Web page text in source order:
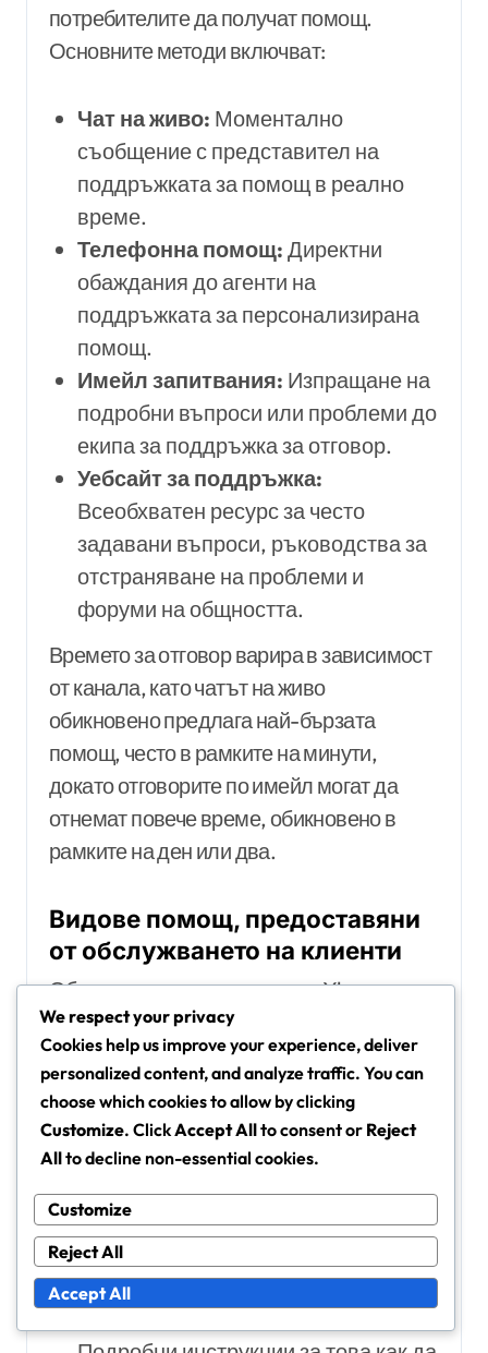
потребителите да получат помощ.
Основните методи включват:
Чат на живо: Моментално
съобщение с представител на
поддръжката за помощ в реално
време.
Телефонна помощ: Директни
обаждания до агенти на
поддръжката за персонализирана
помощ.
Имейл запитвания: Изпращане на
подробни въпроси или проблеми до
екипа за поддръжка за отговор.
Уебсайт за поддръжка:
Всеобхватен ресурс за често
задавани въпроси, ръководства за
отстраняване на проблеми и
форуми на общността.
Времето за отговор варира в зависимост
от канала, като чатът на живо
обикновено предлага най-бързата
помощ, често в рамките на минути,
докато отговорите по имейл могат да
отнемат повече време, обикновено в
рамките на ден или два.
Видове помощ, предоставяни
от обслужването на клиенти
Обслужването на клиенти за Xbox може
да помогне с редица проблеми, свързани
с осребряването на кодове за акаунти.
Основните видове помощ включват:
Процес на верификация:
за верифициране на информацията
за акаунта, за да се осигури
сигурност по време на осребряване
на код.
We respect your privacy
Cookies help us improve your experience, deliver
personalized content, and analyze traffic. You can
choose which cookies to allow by clicking
Customize. ClickAccept Allto consent or Reject
Allto decline non-essential cookies.
Customize
Reject All
Accept All